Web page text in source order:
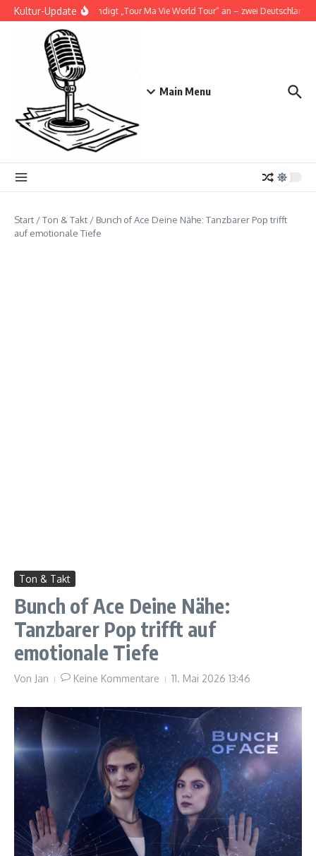
Zum Inhalt springen
Kultur-Update
Doja Cat kündigt „Tour Ma Vie World Tour“ an – zwei
Main Menu
Start /Ton & Takt / Bunch of Ace Deine Nähe: Tanzbarer Pop trifft
auf emotionale Tiefe
Ton & Takt
Bunch of Ace Deine Nähe:
Tanzbarer Pop trifft auf
emotionale Tiefe
Von Jan Keine Kommentare 11. Mai 2026 13:46